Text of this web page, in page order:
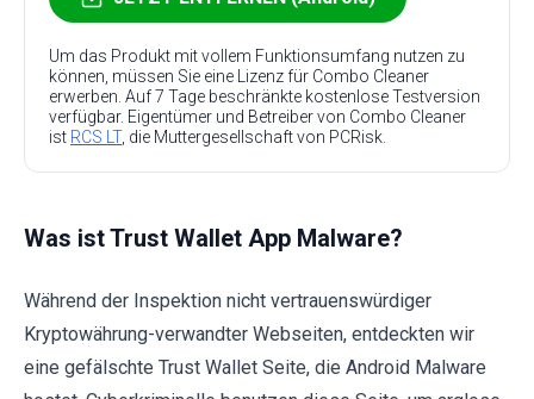
Um das Produkt mit vollem Funktionsumfang nutzen zu
können, müssen Sie eine Lizenz für Combo Cleaner
erwerben. Auf 7 Tage beschränkte kostenlose Testversion
verfügbar. Eigentümer und Betreiber von Combo Cleaner
ist RCS LT, die Muttergesellschaft von PCRisk.
Was ist Trust Wallet App Malware?
Während der Inspektion nicht vertrauenswürdiger
Kryptowährung-verwandter Webseiten, entdeckten wir
eine gefälschte Trust Wallet Seite, die Android Malware